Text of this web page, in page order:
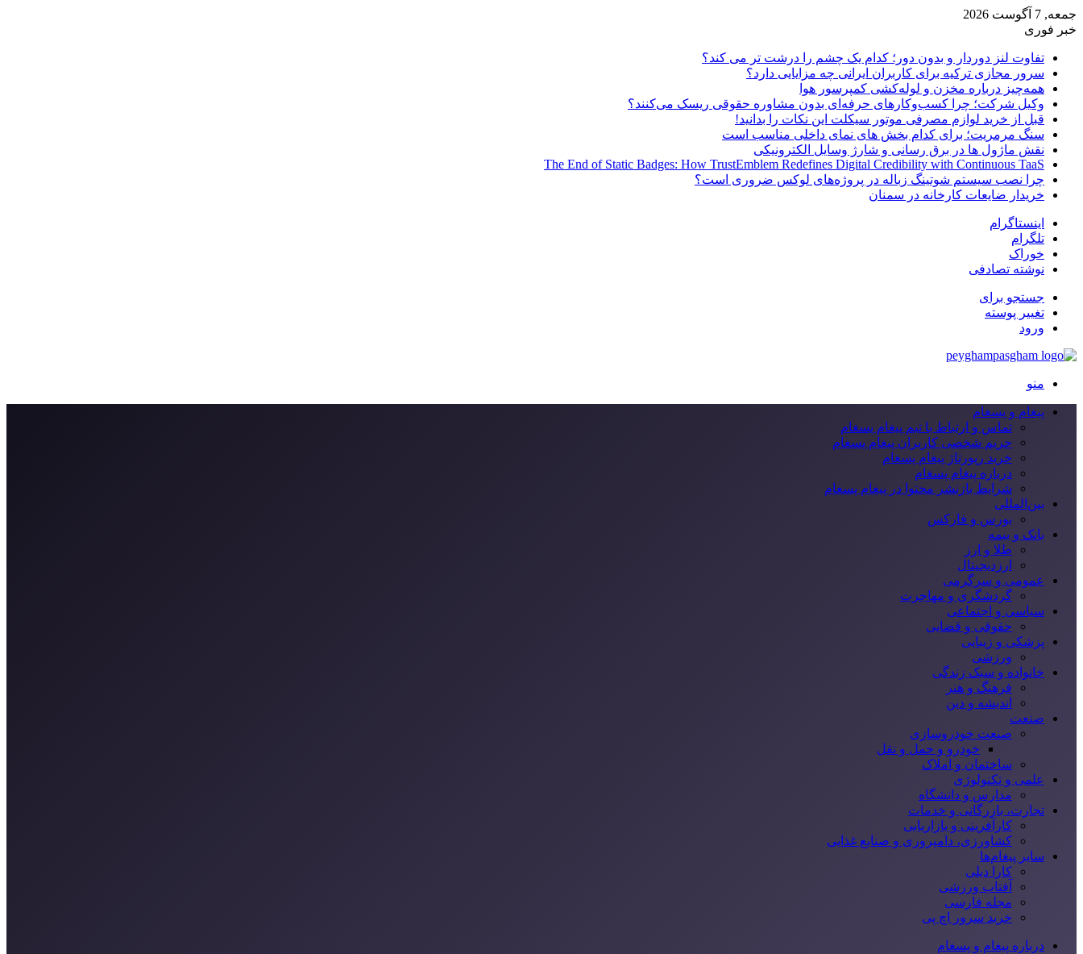
جمعه, 7 آگوست 2026
خبر فوری
تفاوت لنز دوردار و بدون دور؛ کدام یک چشم را درشت تر می کند؟
سرور مجازی ترکیه برای کاربران ایرانی چه مزایایی دارد؟
همه‌چیز درباره مخزن و لوله‌کشی کمپرسور هوا
وکیل شرکت؛ چرا کسب‌وکارهای حرفه‌ای بدون مشاوره حقوقی ریسک می‌کنند؟
قبل از خرید لوازم مصرفی موتور سیکلت این نکات را بدانید!
سنگ مرمریت؛ برای کدام بخش های نمای داخلی مناسب است
نقش ماژول ها در برق رسانی و شارژ وسایل الکترونیکی
The End of Static Badges: How TrustEmblem Redefines Digital Credibility with Continuous TaaS
چرا نصب سیستم شوتینگ زباله در پروژه‌های لوکس ضروری است؟
خریدار ضایعات کارخانه در سمنان
اینستاگرام
تلگرام
خوراک
نوشته تصادفی
جستجو برای
تغییر پوسته
ورود
منو
پیغام و پسغام
تماس و ارتباط با تیم پیغام پسغام
حریم شخصی کاربران پیغام پسغام
خرید رپورتاژ پیغام پسغام
درباره پیغام پسغام
شرایط بازنشر محتوا در پیغام پسغام
بین‌المللی
بورس و فارکس
بانک و بیمه
طلا و ارز
ارزدیجیتال
عمومی و سرگرمی
گردشگری و مهاجرت
سیاسی و اجتماعی
حقوقی و قضایی
پزشکی و زیبایی
ورزشی
خانواده و سبک زندگی
فرهنگ و هنر
اندیشه و دین
صنعت
صنعت خودروسازی
خودرو و حمل و نقل
ساختمان و املاک
علمی و تکنولوژی
مدارس و دانشگاه
تجارت، بازرگانی و خدمات
کارآفرینی و بازاریابی
کشاورزی، دامپروری و صنایع غذایی
سایر پیغام‌ها
کارا دیلی
آفتاب ورزشی
مجله فارسی
خرید سرور اچ پی
درباره پیغام و پسغام